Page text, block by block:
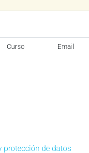
Curso Email
protección de datos